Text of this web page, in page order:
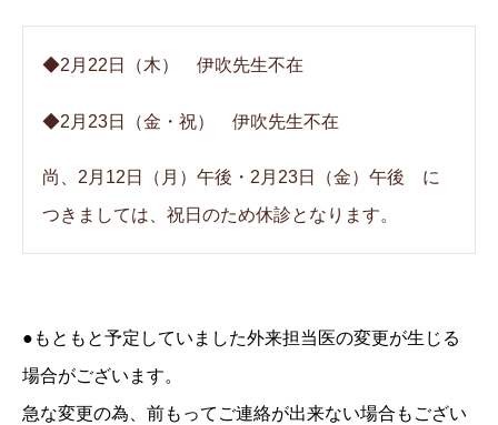
◆2月22日（木） 伊吹先生不在
◆2月23日（金・祝） 伊吹先生不在
尚、2月12日（月）午後・2月23日（金）午後 に
つきましては、祝日のため休診となります。
●もともと予定していました外来担当医の変更が生じる
場合がございます。
急な変更の為、前もってご連絡が出来ない場合もござい